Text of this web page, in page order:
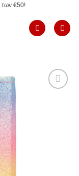
των €50!